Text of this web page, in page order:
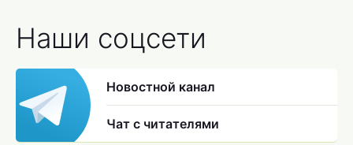
Наши соцсети
Новостной канал
Чат с читателями